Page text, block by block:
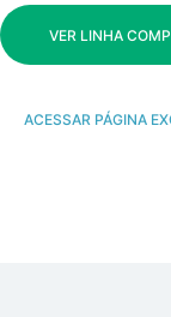
VER LINHA
ACESSAR PÁGINA